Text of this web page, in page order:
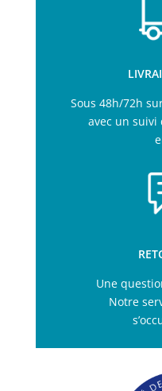
Sous 48h/72h
avec un suivi
Une
Notre